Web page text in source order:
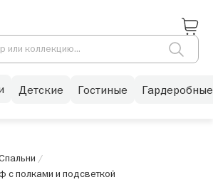
Детские Гостиные Гардеробные
/
полками и подсветкой